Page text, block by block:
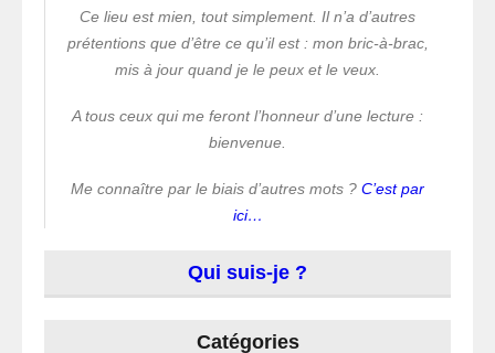
Ce lieu est mien, tout simplement. Il n’a d’autres
prétentions que d’être ce qu’il est : mon bric-à-brac,
mis à jour quand je le peux et le veux.
A tous ceux qui me feront l’honneur d’une lecture :
bienvenue.
Me connaître par le biais d’autres mots ? C’est par
ici…
Qui suis-je ?
Catégories